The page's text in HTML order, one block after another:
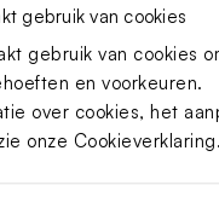
gebruik van cookies
gebruik van cookies
en voorkeuren.
over cookies, het
onze Cookieverklaring.
voor